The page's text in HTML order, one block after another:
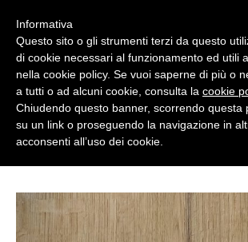
English
ABOUT US
2019 Arkof Collection
ANTIBACTERIAL SMARTDESK 20/21
Informativa
Questo sito o gli strumenti terzi da questo
di cookie necessari al funzionamento ed utili
nella cookie policy. Se vuoi saperne di più o
a tutti o ad alcuni cookie, consulta la cookie
Chiudendo questo banner, scorrendo questa
su un link o proseguendo la navigazione in
acconsenti all’uso dei cookie.